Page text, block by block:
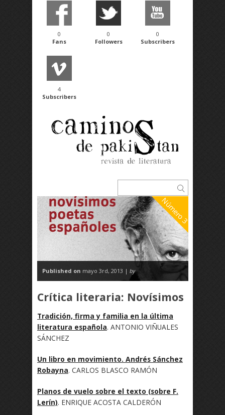
0
Fans
0
Followers
0
Subscribers
4
Subscribers
Número 3
Published on mayo 3rd, 2013 | by
Crítica literaria: Novísimos
Tradición, firma y familia en la última
literatura española. ANTONIO VIÑUALES
SÁNCHEZ
Un libro en movimiento. Andrés Sánchez
Robayna. CARLOS BLASCO RAMÓN
Planos de vuelo sobre el texto (sobre F.
Lerín). ENRIQUE ACOSTA CALDERÓN